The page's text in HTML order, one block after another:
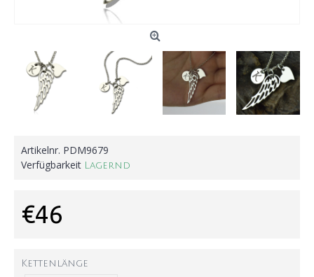
Artikelnr. PDM9679
Verfügbarkeit
Lagernd
€46
Kettenlänge